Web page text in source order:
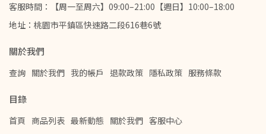
客服時間：【周一至周六】09:00–21:00【週日】10:00–18:00
地址：桃園市平鎮區快速路二段616巷6號
關於我們
查詢 關於我們 我的帳戶 退款政策 隱私政策 服務條款
目錄
首頁 商品列表 最新動態 關於我們 客服中心